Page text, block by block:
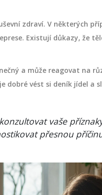
zdraví. V některých
Existují důkazy, že
a může reagovat na
vést si deník jídel a
vaše
přesnou